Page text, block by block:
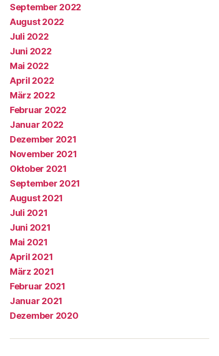
September 2022
August 2022
Juli 2022
Juni 2022
Mai 2022
April 2022
März 2022
Februar 2022
Januar 2022
Dezember 2021
November 2021
Oktober 2021
September 2021
August 2021
Juli 2021
Juni 2021
Mai 2021
April 2021
März 2021
Februar 2021
Januar 2021
Dezember 2020